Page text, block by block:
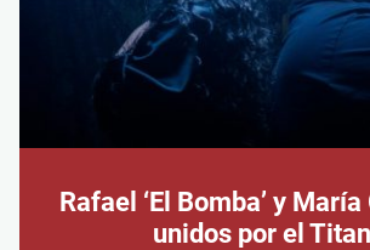
Rafael ‘El Bomba’ y
unidos por el